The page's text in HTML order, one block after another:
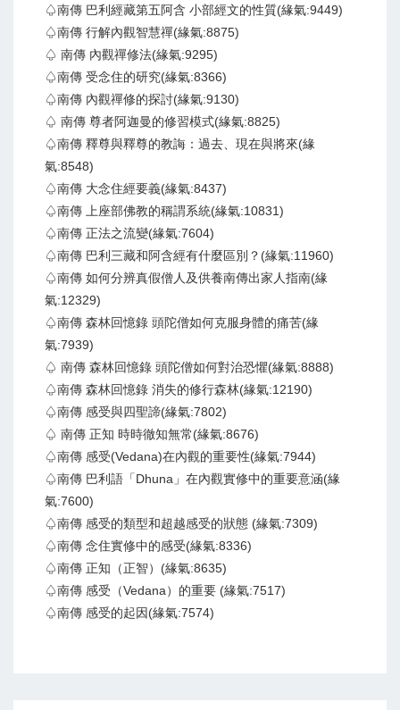
♤南傳 巴利經藏第五阿含 小部經文的性質(緣氣:9449)
♤南傳 行解內觀智慧禪(緣氣:8875)
♤ 南傳 內觀禪修法(緣氣:9295)
♤南傳 受念住的研究(緣氣:8366)
♤南傳 內觀禪修的探討(緣氣:9130)
♤ 南傳 尊者阿迦曼的修習模式(緣氣:8825)
♤南傳 釋尊與釋尊的教誨：過去、現在與將來(緣
氣:8548)
♤南傳 大念住經要義(緣氣:8437)
♤南傳 上座部佛教的稱謂系統(緣氣:10831)
♤南傳 正法之流變(緣氣:7604)
♤南傳 巴利三藏和阿含經有什麼區別？(緣氣:11960)
♤南傳 如何分辨真假僧人及供養南傳出家人指南(緣
氣:12329)
♤南傳 森林回憶錄 頭陀僧如何克服身體的痛苦(緣
氣:7939)
♤ 南傳 森林回憶錄 頭陀僧如何對治恐懼(緣氣:8888)
♤南傳 森林回憶錄 消失的修行森林(緣氣:12190)
♤南傳 感受與四聖諦(緣氣:7802)
♤ 南傳 正知 時時徹知無常(緣氣:8676)
♤南傳 感受(Vedana)在內觀的重要性(緣氣:7944)
♤南傳 巴利語「Dhuna」在內觀實修中的重要意涵(緣
氣:7600)
♤南傳 感受的類型和超越感受的狀態 (緣氣:7309)
♤南傳 念住實修中的感受(緣氣:8336)
♤南傳 正知（正智）(緣氣:8635)
♤南傳 感受（Vedana）的重要 (緣氣:7517)
♤南傳 感受的起因(緣氣:7574)